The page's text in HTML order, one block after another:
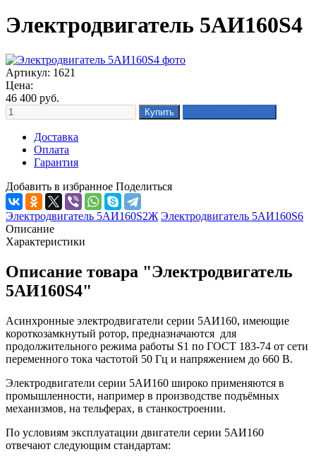
Электродвигатель 5АИ160S4
Артикул: 1621
Цена:
46 400 руб.
Доставка
Оплата
Гарантия
Добавить в избранное Поделиться
Электродвигатель 5АИ160S2Ж Электродвигатель 5АИ160S6
Описание
Характеристики
Описание товара "Электродвигатель
5АИ160S4"
Асинхронные электродвигатели серии 5АИ160, имеющие
короткозамкнутый ротор, предназначаются для
продолжительного режима работы S1 по ГОСТ 183-74 от сети
переменного тока частотой 50 Гц и напряжением до 660 В.
Электродвигатели серии 5АИ160 широко применяются в
промышленности, например в производстве подъёмных
механизмов, на тельферах, в станкостроении.
По условиям эксплуатации двигатели серии 5АИ160
отвечают следующим стандартам: